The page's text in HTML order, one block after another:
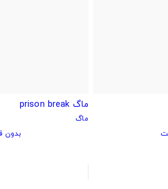
ماگ prison break
ماگ
بدون